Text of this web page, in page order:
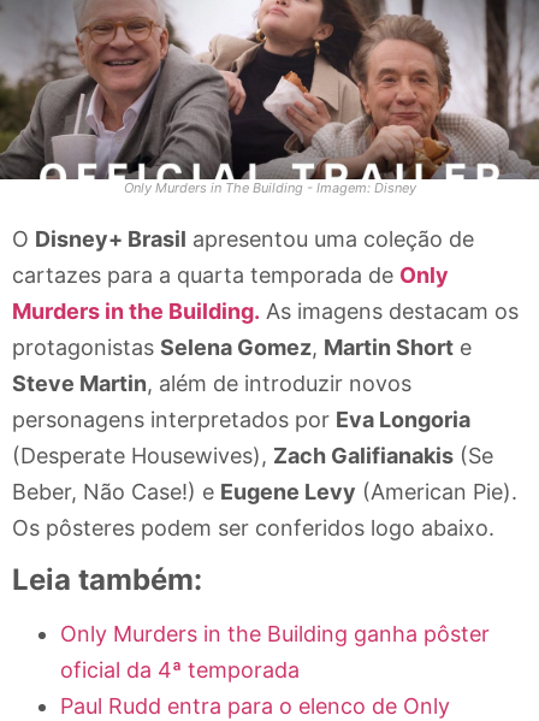
Only Murders in The Building - Imagem: Disney
O Disney+ Brasil apresentou uma coleção de
cartazes para a quarta temporada de Only
Murders in the Building. As imagens destacam os
protagonistas Selena Gomez, Martin Short e
Steve Martin, além de introduzir novos
personagens interpretados por Eva Longoria
(Desperate Housewives), Zach Galifianakis (Se
Beber, Não Case!) e Eugene Levy (American Pie).
Os pôsteres podem ser conferidos logo abaixo.
Leia também:
Only Murders in the Building ganha pôster
oficial da 4ª temporada
Paul Rudd entra para o elenco de Only